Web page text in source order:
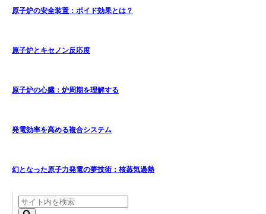
原子炉の安全装置：ボイド効果とは？
原子炉とキセノン反応度
原子炉の心臓：炉周期を理解する
発電効率を高める複合システム
幻となった原子力発電の夢技術：核蒸気過熱